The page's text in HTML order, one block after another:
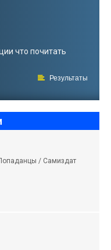
что почитать
Результаты
/ Самиздат